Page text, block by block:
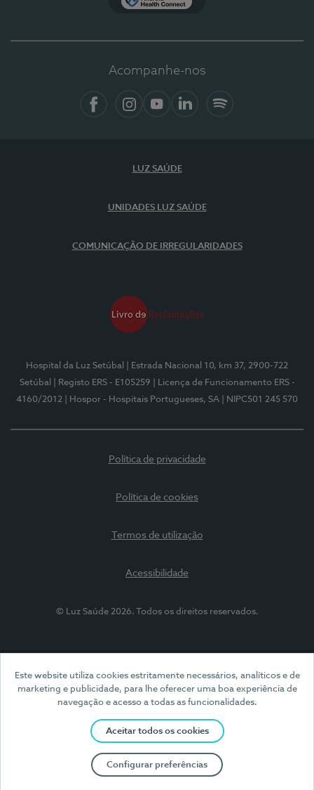
Este website utiliza cookies estritamente necessários, analíticos e de
marketing e publicidade, para lhe oferecer uma boa experiência de
navegação e acesso a todas as funcionalidades.
Aceitar todos os cookies
Configurar preferências
Acompanhe-nos
LUZ SAÚDE
UNIDADES LUZ SAÚDE
COMUNICAÇÃO DE IRREGULARIDADES
Hospital da Luz Setúbal
| Estrada Nacional 10, km 37, 2900-722
Setúbal
| Registo ERS - E105259
| Licença de Funcionamento ERS -
4160/2012
| Hospor - Hospitais Portugueses, SA | NIPC501 245 570
Política de privacidade
Política de cookies
Termos de utilização
Acessibilidade
© Luz Saúde 2026. Todos os direitos reservados.